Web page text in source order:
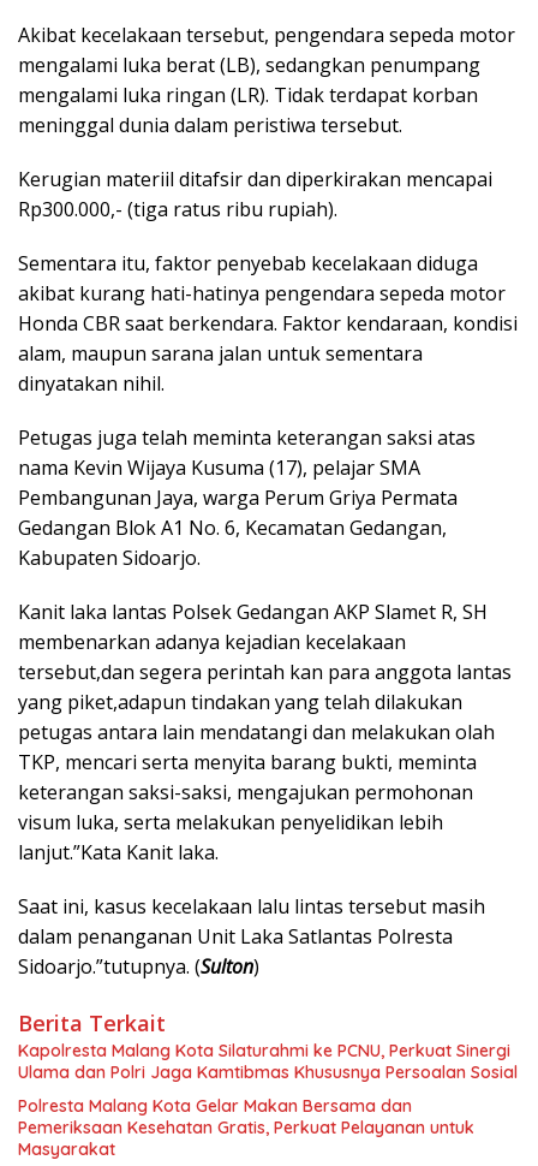
Akibat kecelakaan tersebut, pengendara sepeda motor
mengalami luka berat (LB), sedangkan penumpang
mengalami luka ringan (LR). Tidak terdapat korban
meninggal dunia dalam peristiwa tersebut.
Kerugian materiil ditafsir dan diperkirakan mencapai
Rp300.000,- (tiga ratus ribu rupiah).
Sementara itu, faktor penyebab kecelakaan diduga
akibat kurang hati-hatinya pengendara sepeda motor
Honda CBR saat berkendara. Faktor kendaraan, kondisi
alam, maupun sarana jalan untuk sementara
dinyatakan nihil.
Petugas juga telah meminta keterangan saksi atas
nama Kevin Wijaya Kusuma (17), pelajar SMA
Pembangunan Jaya, warga Perum Griya Permata
Gedangan Blok A1 No. 6, Kecamatan Gedangan,
Kabupaten Sidoarjo.
Kanit laka lantas Polsek Gedangan AKP Slamet R, SH
membenarkan adanya kejadian kecelakaan
tersebut,dan segera perintah kan para anggota lantas
yang piket,adapun tindakan yang telah dilakukan
petugas antara lain mendatangi dan melakukan olah
TKP, mencari serta menyita barang bukti, meminta
keterangan saksi-saksi, mengajukan permohonan
visum luka, serta melakukan penyelidikan lebih
lanjut.”Kata Kanit laka.
Saat ini, kasus kecelakaan lalu lintas tersebut masih
dalam penanganan Unit Laka Satlantas Polresta
Sidoarjo.”tutupnya. (Sulton)
Berita Terkait
Kapolresta Malang Kota Silaturahmi ke PCNU, Perkuat Sinergi
Ulama dan Polri Jaga Kamtibmas Khususnya Persoalan Sosial
Polresta Malang Kota Gelar Makan Bersama dan
Pemeriksaan Kesehatan Gratis, Perkuat Pelayanan untuk
Masyarakat